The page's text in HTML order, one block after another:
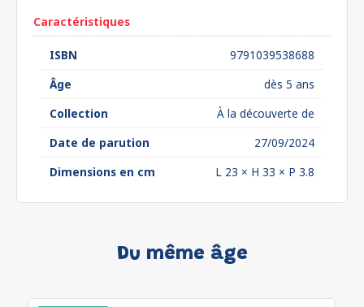
Caractéristiques
ISBN
9791039538688
Âge
dès 5 ans
Collection
À la découverte de
Date de parution
27/09/2024
Dimensions en cm
L 23 × H 33 × P 3.8
Du même âge